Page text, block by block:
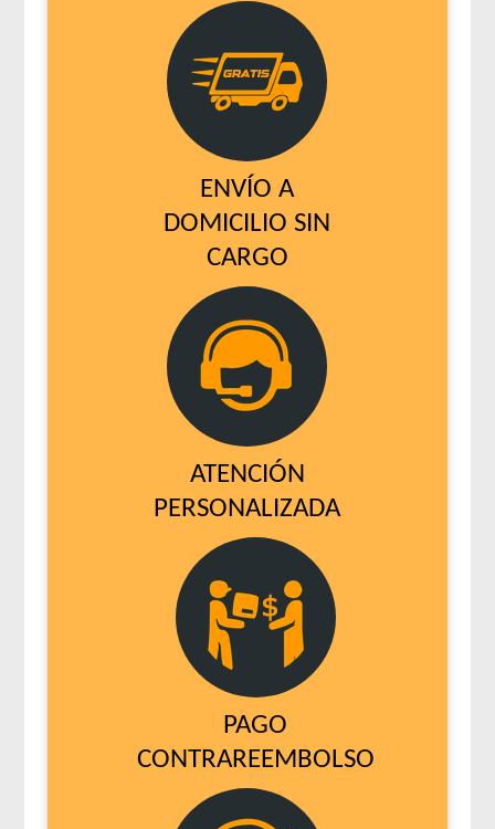
ENVÍO A
DOMICILIO SIN
CARGO
ATENCIÓN
PERSONALIZADA
PAGO
CONTRAREEMBOLSO